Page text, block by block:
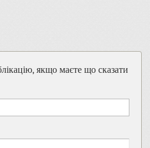
якщо маєте що сказати